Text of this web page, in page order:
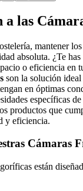
a las
mantener
absoluta. ¿Te
o eficiencia en
son la solución
en óptimas
específicas
productos que
y eficiencia.
Cámaras
están